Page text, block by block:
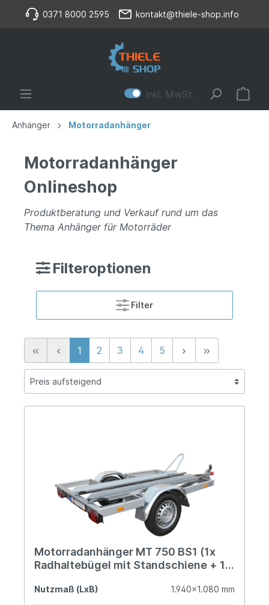
0371 8000 2595 kontakt@thiele-shop.info
inkl. MwSt.
Anhänger Motorradanhänger
Motorradanhänger
Onlineshop
Produktberatung und Verkauf rund um das
Thema Anhänger für Motorräder
Filteroptionen
Filter
1 2 3 4 5
Motorradanhänger MT 750 BS1 (1x
Radhaltebügel mit Standschiene + 1x
Nutzmaß (LxB) 1.940x1.080 mm